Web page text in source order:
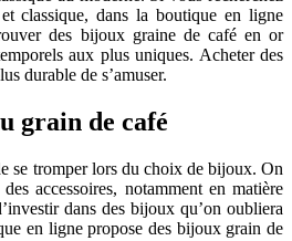
classique, dans la boutique en ligne
des bijoux graine de café en or
aux plus uniques. Acheter des
durable de s’amuser.
grain de café
se tromper lors du choix de bijoux. On
accessoires, notamment en matière
dans des bijoux qu’on oubliera
en ligne propose des bijoux grain de